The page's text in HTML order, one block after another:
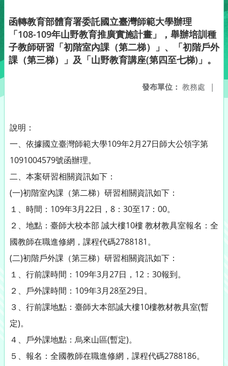
函轉教育部體育署委託國立臺灣師範大學辦理
「108-109年山野教育推廣實施計畫」，舉辦培訓種
子教師研習「初階室內課（第二梯）」、「初階戶外
課（第三梯）」及「山野教育講座(第四至七梯)」。
發布單位： 教務處 |
說明：
一、依據國立臺灣師範大學109年2月27日師大公領字第
1091004579號函辦理。
二、本案研習相關資訊如下：
(一)初階室內課（第二梯）研習相關資訊如下：
１、時間：109年3月22日，8：30至17：00。
２、地點：臺師大校本部 誠大樓10樓 教材教具室報名：全
國教師在職進修網，課程代碼2788181。
(二)初階戶外課（第三梯）研習相關資訊如下：
１、行前課時間：109年3月27日，12：30報到。
２、戶外課時間：109年3月28至29日。
３、行前課地點：臺師大本部誠大樓10樓教材教具室(暫
定)。
４、戶外課地點：烏來山區(暫定)。
５、報名：全國教師在職進修網，課程代碼2788186。